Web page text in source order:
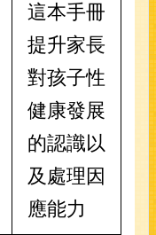
這本手冊
提升家長
對孩子性
健康發展
的認識以
及處理因
應能力